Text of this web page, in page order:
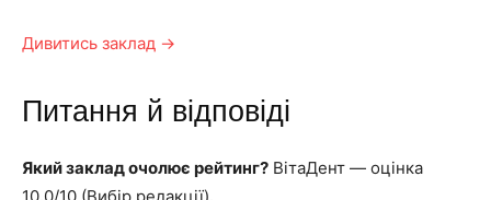
Дивитись заклад →
Питання й відповіді
Який заклад очолює рейтинг? ВітаДент — оцінка